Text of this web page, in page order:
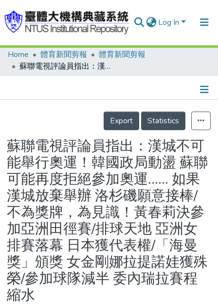
Log In
Communities & Collections
Statistics
Home 體育新聞剪報
體育新聞剪報
蘇聯電視評論員指出：漢城不可能舉行奧運！韓國政局動盪 蘇聯可能再度拒絕參加奧運…… 如果漢城放棄舉辦 洛杉磯願意接棒/不為獎牌，為見識！黃春莉決參加亞洲田徑賽/排球天地 亞洲女排賽落幕 日本獲代表權/「海曼獎」頒獎 女金剛娜拉提諾娃獲殊榮/參加球隊減半 委內瑞拉賽程縮水
Details
Export
Statistics
蘇聯電視評論員指出：漢城不可
能舉行奧運！韓國政局動盪 蘇聯
可能再度拒絕參加奧運…… 如果
漢城放棄舉辦 洛杉磯願意接棒/
不為獎牌，為見識！黃春莉決參
加亞洲田徑賽/排球天地 亞洲女
排賽落幕 日本獲代表權/「海曼
獎」頒獎 女金剛娜拉提諾娃獲殊
榮/參加球隊減半 委內瑞拉賽程
縮水